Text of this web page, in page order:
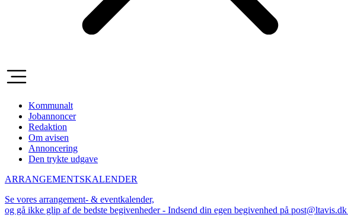
Kommunalt
Jobannoncer
Redaktion
Om avisen
Annoncering
Den trykte udgave
ARRANGEMENTSKALENDER
Se vores arrangement- & eventkalender,
og gå ikke glip af de bedste begivenheder - Indsend din egen begivenhed på